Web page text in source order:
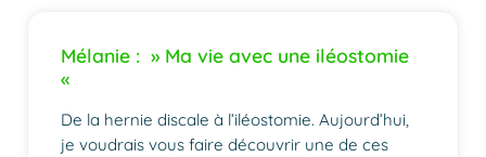
Mélanie : » Ma vie avec une iléostomie
«
De la hernie discale à l’iléostomie. Aujourd’hui,
je voudrais vous faire découvrir une de ces